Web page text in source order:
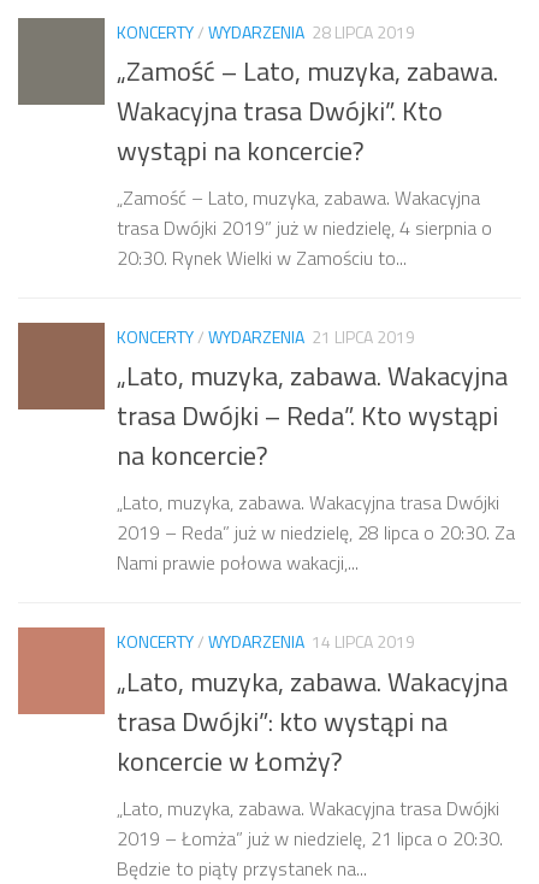
KONCERTY/WYDARZENIA 28 LIPCA 2019
„Zamość – Lato, muzyka, zabawa.
Wakacyjna trasa Dwójki”. Kto
wystąpi na koncercie?
„Zamość – Lato, muzyka, zabawa. Wakacyjna
trasa Dwójki 2019” już w niedzielę, 4 sierpnia o
20:30. Rynek Wielki w Zamościu to...
KONCERTY/WYDARZENIA 21 LIPCA 2019
„Lato, muzyka, zabawa. Wakacyjna
trasa Dwójki – Reda”. Kto wystąpi
na koncercie?
„‍Lato, muzyka, zabawa. Wakacyjna trasa Dwójki
2019 – Reda” już w niedzielę, 28 lipca o 20:30. Za
Nami prawie połowa wakacji,...
KONCERTY/WYDARZENIA 14 LIPCA 2019
„Lato, muzyka, zabawa. Wakacyjna
trasa Dwójki”: kto wystąpi na
koncercie w Łomży?
„‍Lato, muzyka, zabawa. Wakacyjna trasa Dwójki
2019 – Łomża” już w niedzielę, 21 lipca o 20:30.
Będzie to piąty przystanek na...